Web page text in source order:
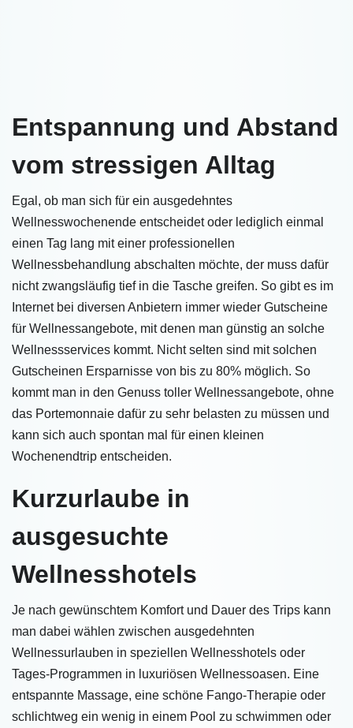
Entspannung und Abstand
vom stressigen Alltag
Egal, ob man sich für ein ausgedehntes
Wellnesswochenende entscheidet oder lediglich einmal
einen Tag lang mit einer professionellen
Wellnessbehandlung abschalten möchte, der muss dafür
nicht zwangsläufig tief in die Tasche greifen. So gibt es im
Internet bei diversen Anbietern immer wieder Gutscheine
für Wellnessangebote, mit denen man günstig an solche
Wellnessservices kommt. Nicht selten sind mit solchen
Gutscheinen Ersparnisse von bis zu 80% möglich. So
kommt man in den Genuss toller Wellnessangebote, ohne
das Portemonnaie dafür zu sehr belasten zu müssen und
kann sich auch spontan mal für einen kleinen
Wochenendtrip entscheiden.
Kurzurlaube in
ausgesuchte
Wellnesshotels
Je nach gewünschtem Komfort und Dauer des Trips kann
man dabei wählen zwischen ausgedehnten
Wellnessurlauben in speziellen Wellnesshotels oder
Tages-Programmen in luxuriösen Wellnessoasen. Eine
entspannte Massage, eine schöne Fango-Therapie oder
schlichtweg ein wenig in einem Pool zu schwimmen oder